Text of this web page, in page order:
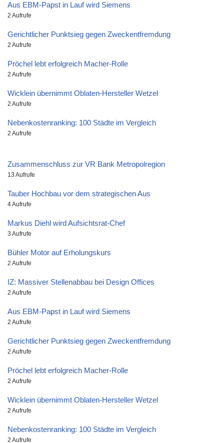
Aus EBM-Papst in Lauf wird Siemens
2 Aufrufe
Gerichtlicher Punktsieg gegen Zweckentfremdung
2 Aufrufe
Pröchel lebt erfolgreich Macher-Rolle
2 Aufrufe
Wicklein übernimmt Oblaten-Hersteller Wetzel
2 Aufrufe
Nebenkostenranking: 100 Städte im Vergleich
2 Aufrufe
Zusammenschluss zur VR Bank Metropolregion
13 Aufrufe
Tauber Hochbau vor dem strategischen Aus
4 Aufrufe
Markus Diehl wird Aufsichtsrat-Chef
3 Aufrufe
Bühler Motor auf Erholungskurs
2 Aufrufe
IZ: Massiver Stellenabbau bei Design Offices
2 Aufrufe
Aus EBM-Papst in Lauf wird Siemens
2 Aufrufe
Gerichtlicher Punktsieg gegen Zweckentfremdung
2 Aufrufe
Pröchel lebt erfolgreich Macher-Rolle
2 Aufrufe
Wicklein übernimmt Oblaten-Hersteller Wetzel
2 Aufrufe
Nebenkostenranking: 100 Städte im Vergleich
2 Aufrufe